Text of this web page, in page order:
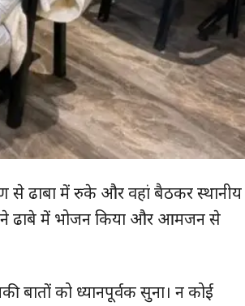
से ढाबा में रुके और वहां बैठकर स्थानीय
ढाबे में भोजन किया और आमजन से
बातों को ध्यानपूर्वक सुना। न कोई